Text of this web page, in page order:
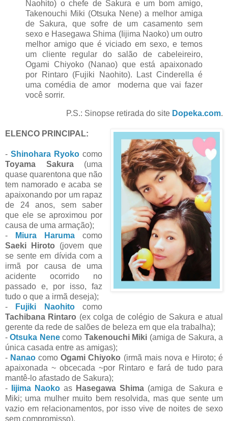
Naohito) o chefe de Sakura e um bom amigo,
Takenouchi Miki (Otsuka Nene) a melhor amiga
de Sakura, que sofre de um casamento sem
sexo e Hasegawa Shima (Iijima Naoko) um outro
melhor amigo que é viciado em sexo, e temos
um cliente regular do salão de cabeleireiro,
Ogami Chiyoko (Nanao) que está apaixonado
por Rintaro (Fujiki Naohito). Last Cinderella é
uma comédia de amor moderna que vai fazer
você sorrir.
P.S.: Sinopse retirada do site Dopeka.com.
ELENCO PRINCIPAL:
-Shinohara Ryoko como
Toyama Sakura(uma
quase quarentona que não
tem namorado e acaba se
apaixonando por um rapaz
de 24 anos, sem saber
que ele se aproximou por
causa de uma armação);
-
Miura Haruma como
Saeki Hiroto (jovem que
se sente em dívida com a
irmã por causa de uma
acidente ocorrido no
passado e, por isso, faz
tudo o que a irmã deseja);
-
Fujiki Naohitocomo
Tachibana Rintaro (ex colga de colégio de Sakura e atual
gerente da rede de salões de beleza em que ela trabalha);
-Otsuka Nenecomo Takenouchi Miki (amiga de Sakura, a
única casada entre as amigas);
- Nanao comoOgami Chiyoko (irmã mais nova e Hiroto; é
apaixonada ~ obcecada ~por Rintaro e fará de tudo para
mantê-lo afastado de Sakura);
-
Iijima Naoko as Hasegawa Shima (amiga de Sakura e
Miki; uma mulher muito bem resolvida, mas que sente um
vazio em relacionamentos, por isso vive de noites de sexo
sem compromisso).